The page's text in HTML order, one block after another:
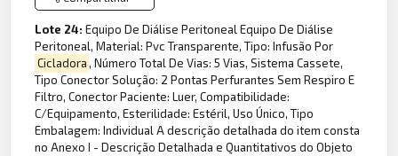
Lote 24:Equipo De Diálise Peritoneal Equipo De Diálise
Peritoneal, Material: Pvc Transparente, Tipo: Infusão Por
Cicladora, Número Total De Vias: 5 Vias, Sistema Cassete,
Tipo Conector Solução: 2 Pontas Perfurantes Sem Respiro E
Filtro, Conector Paciente: Luer, Compatibilidade:
C/Equipamento, Esterilidade: Estéril, Uso Único, Tipo
Embalagem: Individual A descrição detalhada do item consta
no Anexo I - Descrição Detalhada e Quantitativos do Objeto